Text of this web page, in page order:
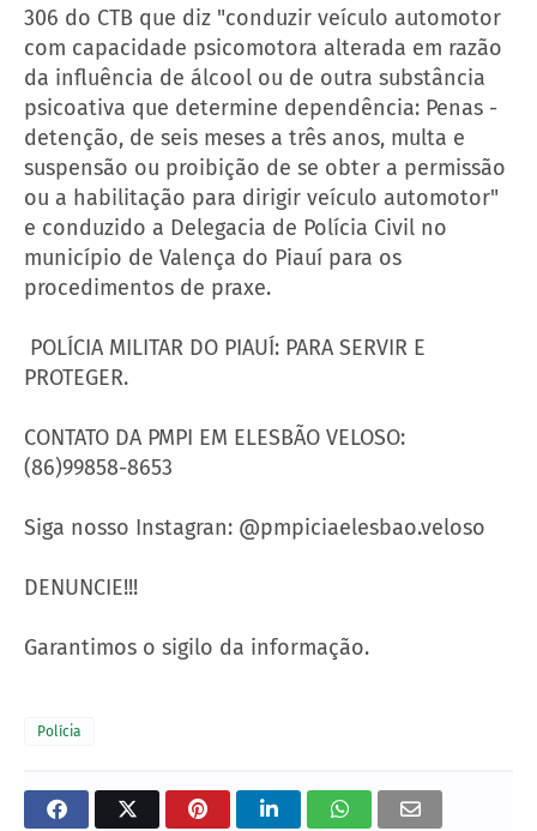
306 do CTB que diz "conduzir veículo automotor
com capacidade psicomotora alterada em razão
da influência de álcool ou de outra substância
psicoativa que determine dependência: Penas -
detenção, de seis meses a três anos, multa e
suspensão ou proibição de se obter a permissão
ou a habilitação para dirigir veículo automotor"
e conduzido a Delegacia de Polícia Civil no
município de Valença do Piauí para os
procedimentos de praxe.
POLÍCIA MILITAR DO PIAUÍ: PARA SERVIR E
PROTEGER.
CONTATO DA PMPI EM ELESBÃO VELOSO:
(86)99858-8653
Siga nosso Instagran: @pmpiciaelesbao.veloso
DENUNCIE!!!
Garantimos o sigilo da informação.
Polícia